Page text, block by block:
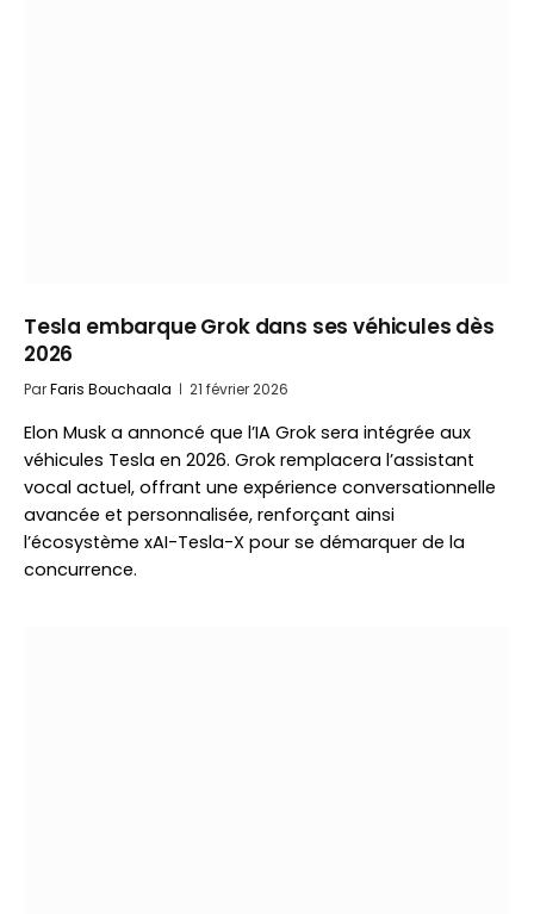
Tesla embarque Grok dans ses véhicules dès
2026
ParFaris Bouchaala 21 février 2026
Elon Musk a annoncé que l’IA Grok sera intégrée aux
véhicules Tesla en 2026. Grok remplacera l’assistant
vocal actuel, offrant une expérience conversationnelle
avancée et personnalisée, renforçant ainsi
l’écosystème xAI-Tesla-X pour se démarquer de la
concurrence.